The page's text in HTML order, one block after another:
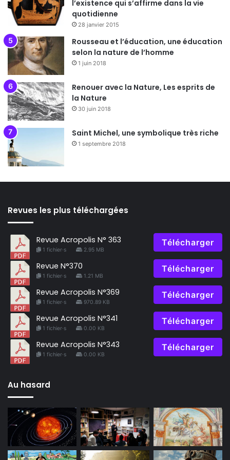
l’existence qui s’affirme dans la vie
quotidienne
28 janvier 2015
Rousseau et l’éducation, une éducation
selon la nature de l’homme
1 juin 2018
Renouer avec la Nature, Les esprits de
la Nature
30 juin 2018
Saint Michel, une symbolique très riche
1 septembre 2018
Revues les plus téléchargées
Revue Acropolis N° 363
1 fichier·s 2.95 MB
Télécharger
Revue N°370
1 fichier·s 1.21 MB
Télécharger
Revue Acropolis N°369
1 fichier·s 970.89 KB
Télécharger
Revue Acropolis N°341
1 fichier·s 0.00 KB
Télécharger
Revue Acropolis N°343
1 fichier·s 0.00 KB
Télécharger
Au hasard